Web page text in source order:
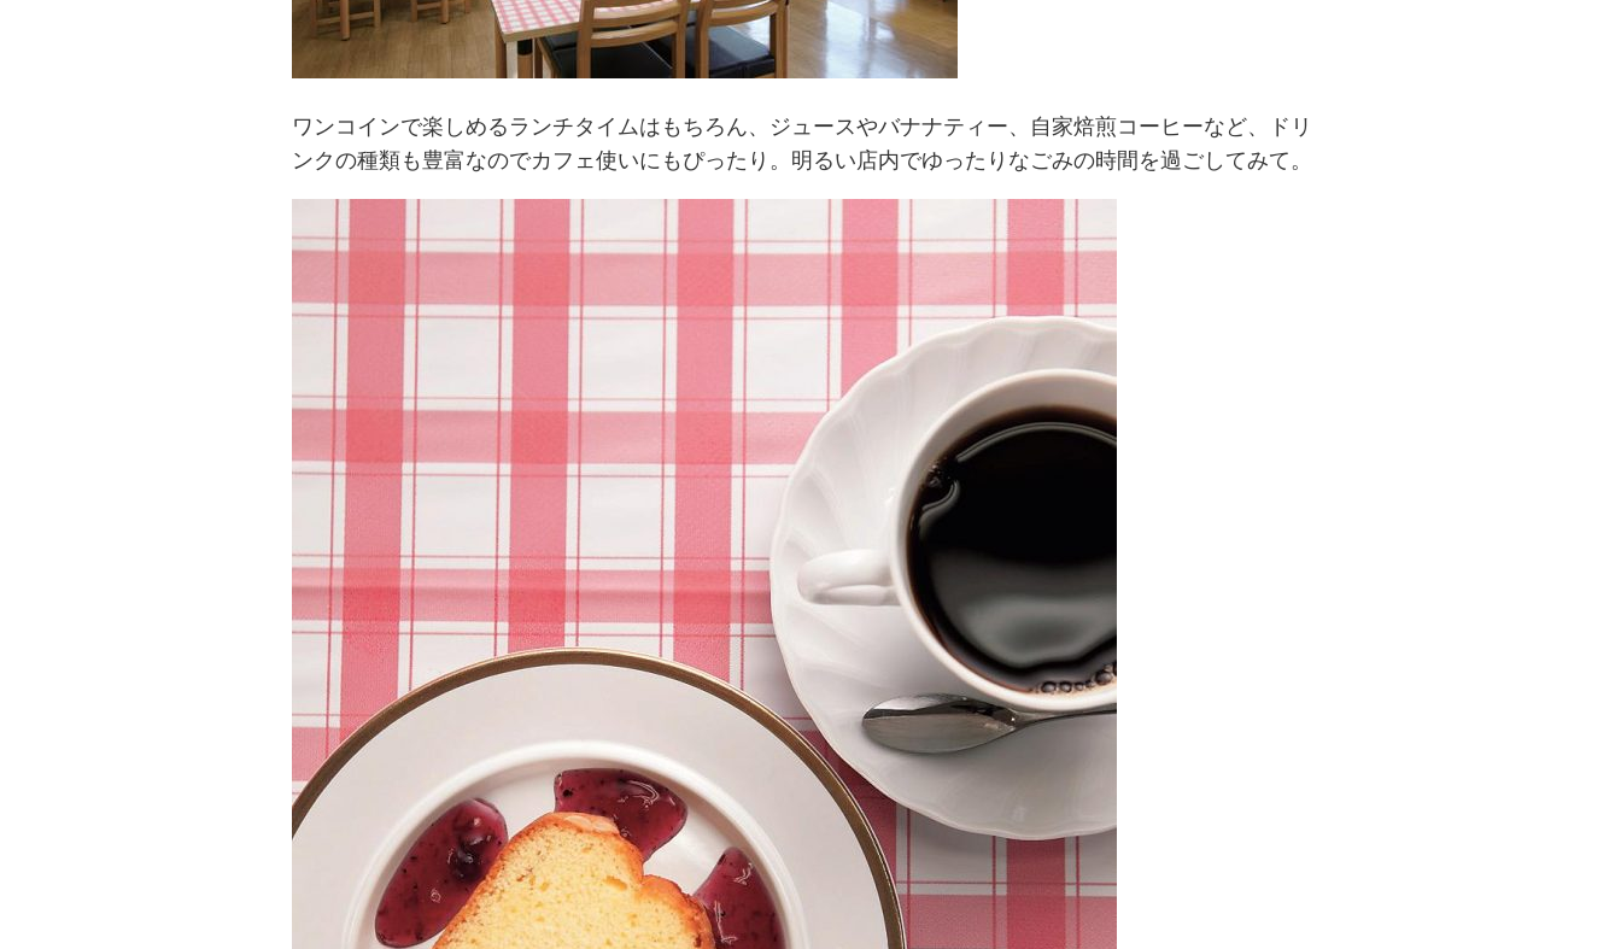
ワンコインで楽しめるランチタイムはもちろん、ジュースやバナナティー、自家焙煎コーヒーなど、ドリ
ンクの種類も豊富なのでカフェ使いにもぴったり。明るい店内でゆったりなごみの時間を過ごしてみて。